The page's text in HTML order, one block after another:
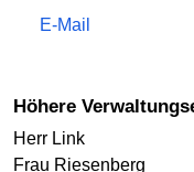
E-Mail
Höhere
Herr Link
Frau Riesenberg